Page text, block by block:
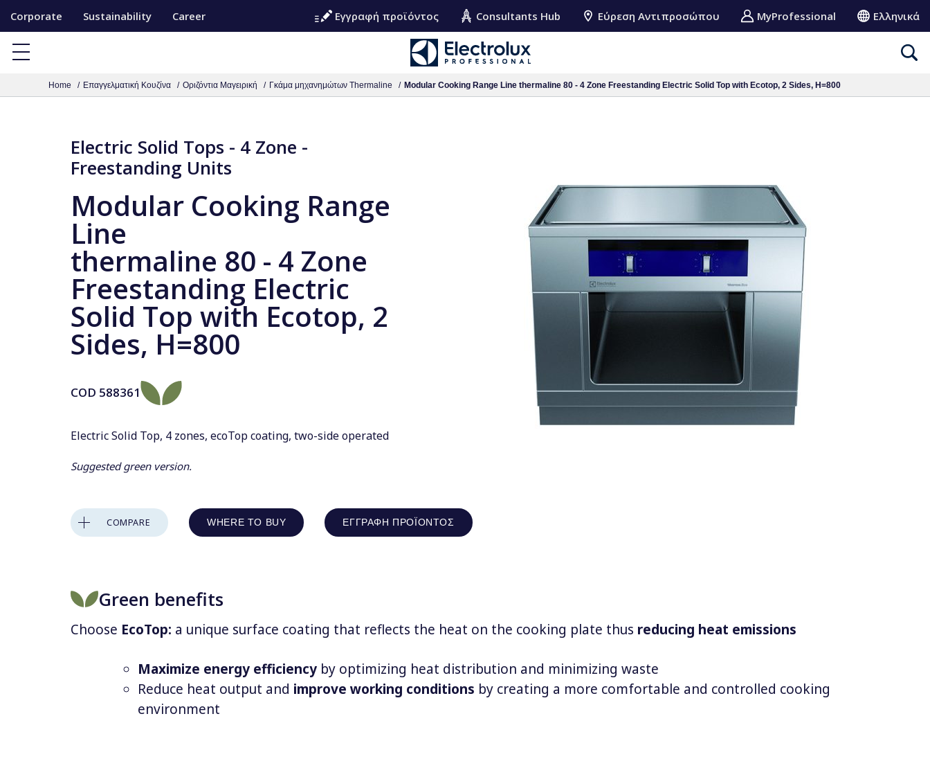
k
Corporate Sustainability Career Εγγραφή προϊόντος Consultants Hub Εύρεση Αντιπροσώπου MyProfessional Ελληνικά
Home Επαγγελματική Κουζίνα Οριζόντια Μαγειρική Γκάμα μηχανημώτων Thermaline Modular Cooking Range Line thermaline 80 - 4 Zone Freestanding Electric Solid Top with Ecotop, 2 Sides, H=800
Electric Solid Tops - 4 Zone -
Freestanding Units
Modular Cooking Range
Line
thermaline 80 - 4 Zone
Freestanding Electric
Solid Top with Ecotop, 2
Sides, H=800
COD 588361
Electric Solid Top, 4 zones, ecoTop coating, two-side operated
Suggested green version.
COMPARE WHERE TO BUY ΕΓΓΡΑΦΉ ΠΡΟΪΌΝΤΟΣ
Green benefits
Choose EcoTop: a unique surface coating that reflects the heat on the cooking plate thus reducing heat emissions
Maximize energy efficiency by optimizing heat distribution and minimizing waste
Reduce heat output and improve working conditions by creating a more comfortable and controlled cooking
environment